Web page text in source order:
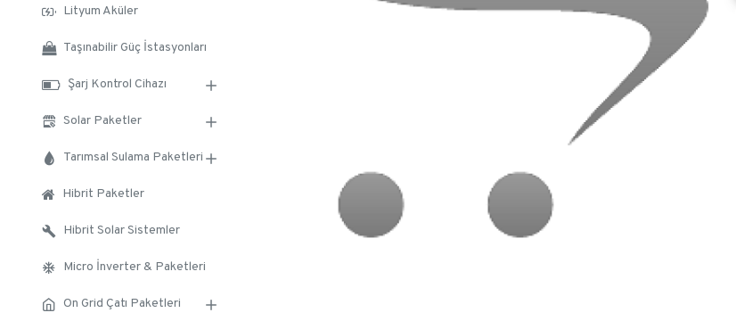
Lityum Aküler
Taşınabilir Güç İstasyonları
Şarj Kontrol Cihazı
Solar Paketler
Tarımsal Sulama Paketleri
Hibrit Paketler
Hibrit Solar Sistemler
Micro İnverter & Paketleri
On Grid Çatı Paketleri